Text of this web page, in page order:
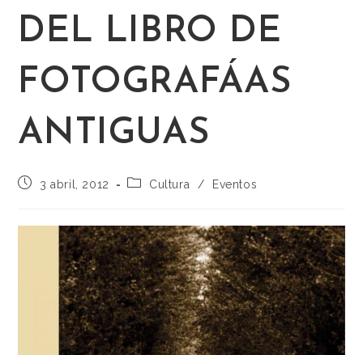
DEL LIBRO DE
FOTOGRAFÁAS
ANTIGUAS
3 abril, 2012 Cultura / Eventos